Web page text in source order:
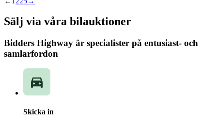
Sälj via våra bilauktioner
Bidders Highway är specialister på entusiast- och
samlarfordon
Skicka in